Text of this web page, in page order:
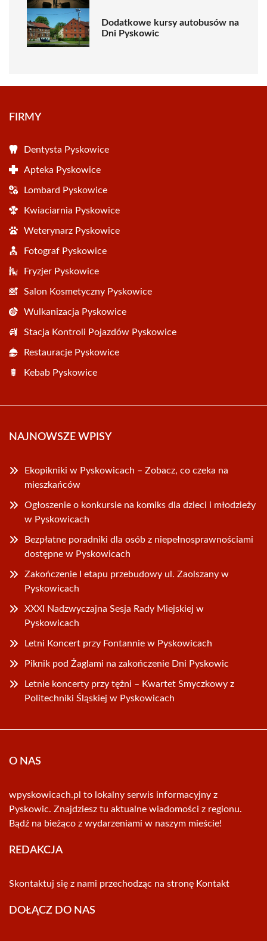
Dodatkowe kursy autobusów na
Dni Pyskowic
FIRMY
Dentysta Pyskowice
Apteka Pyskowice
Lombard Pyskowice
Kwiaciarnia Pyskowice
Weterynarz Pyskowice
Fotograf Pyskowice
Fryzjer Pyskowice
Salon Kosmetyczny Pyskowice
Wulkanizacja Pyskowice
Stacja Kontroli Pojazdów Pyskowice
Restauracje Pyskowice
Kebab Pyskowice
NAJNOWSZE WPISY
Ekopikniki w Pyskowicach – Zobacz, co czeka na
mieszkańców
Ogłoszenie o konkursie na komiks dla dzieci i młodzieży
w Pyskowicach
Bezpłatne poradniki dla osób z niepełnosprawnościami
dostępne w Pyskowicach
Zakończenie I etapu przebudowy ul. Zaolszany w
Pyskowicach
XXXI Nadzwyczajna Sesja Rady Miejskiej w
Pyskowicach
Letni Koncert przy Fontannie w Pyskowicach
Piknik pod Żaglami na zakończenie Dni Pyskowic
Letnie koncerty przy tężni – Kwartet Smyczkowy z
Politechniki Śląskiej w Pyskowicach
O NAS
wpyskowicach.pl to lokalny serwis informacyjny z
Pyskowic. Znajdziesz tu aktualne wiadomości z regionu.
Bądź na bieżąco z wydarzeniami w naszym mieście!
REDAKCJA
Skontaktuj się z nami przechodząc na stronę Kontakt
DOŁĄCZ DO NAS